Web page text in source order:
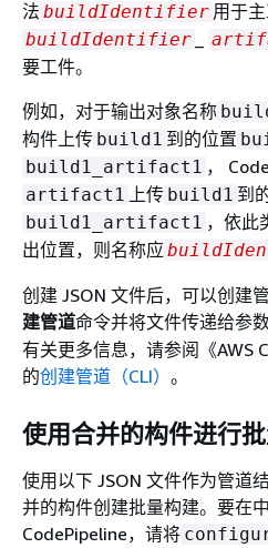
法 buildIdentifier 用于主
buildIdentifier
要工件。
例如，对于输出对象名称
构件上传 build1 到的位置
build1_artifact1 ，
artifact1 上传 build1 到
build1_artifact1 ，依此
出位置，则名称应
创建 JSON 文件后，可以创建
建管道命令并将文件传递给参数
有关更多信息，请参阅《AWS
的创建管道（CLI） 。
使用合并的构件进行
使用以下 JSON 文件作为管道
并的构件创建批量构建。要在
CodePipeline，请将